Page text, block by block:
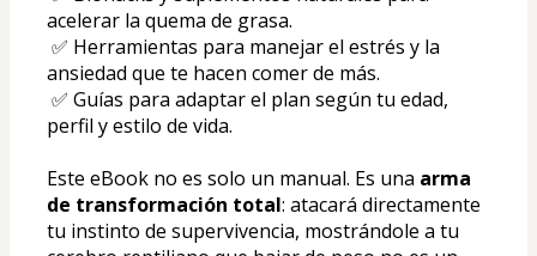
acelerar la quema de grasa.
ansiedad que te hacen comer de más.
perfil y estilo de vida.
Este eBook no es solo un manual. Es una arma
de transformación total: atacará directamente
tu instinto de supervivencia, mostrándole a tu